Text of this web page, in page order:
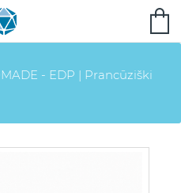
- EDP | Prancūziški